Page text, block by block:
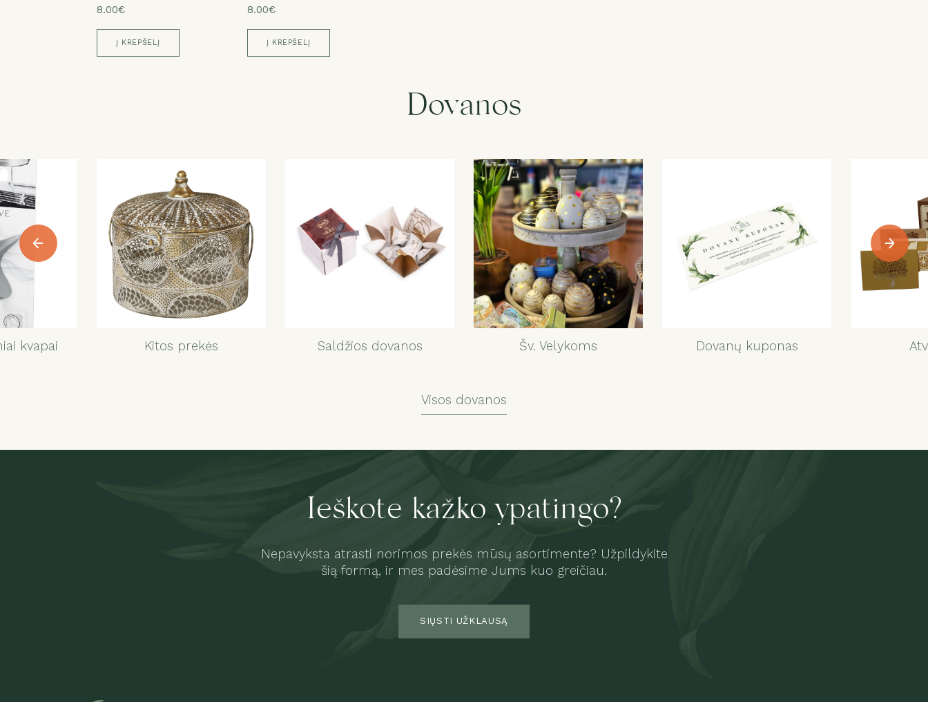
8.00€
Į KREPŠELĮ
8.00€
Į KREPŠELĮ
Dovanos
kvapai Kitos prekės Saldžios dovanos Šv. Velykoms Dovanų kuponas
Visos dovanos
Ieškote kažko ypatingo?
Nepavyksta atrasti norimos prekės mūsų asortimente? Užpildykite
šią formą, ir mes padėsime Jums kuo greičiau.
SIŲSTI UŽKLAUSĄ